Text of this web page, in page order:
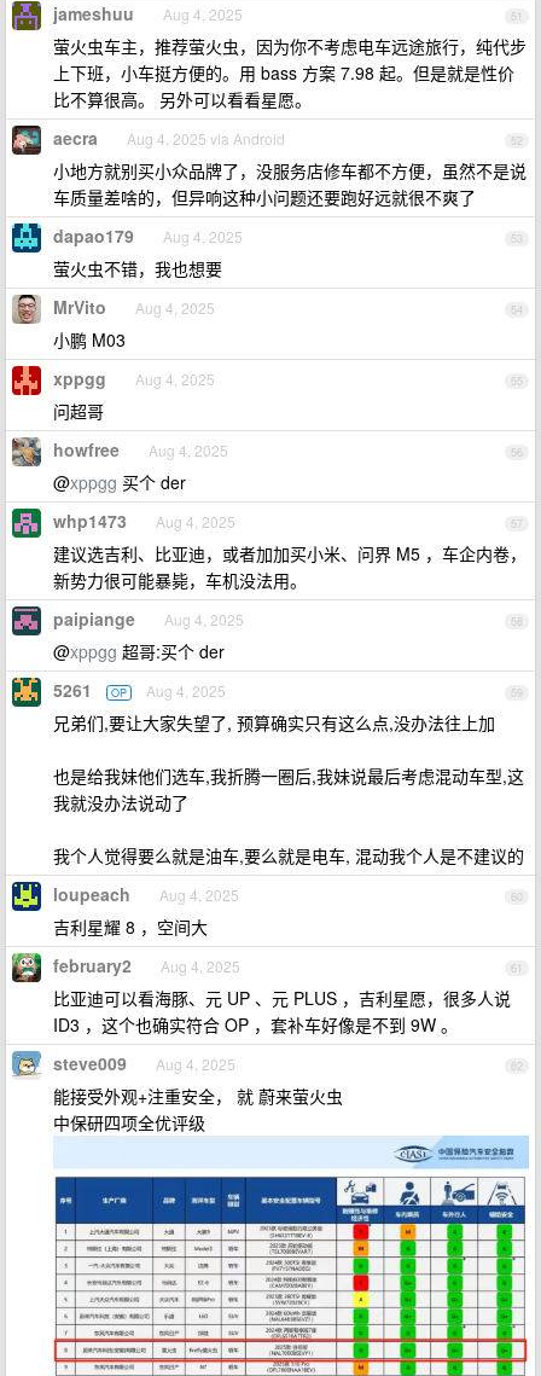
51
jameshuu Aug 4, 2025
萤火虫车主，推荐萤火虫，因为你不考虑电车远途旅行，纯代步
上下班，小车挺方便的。用 bass 方案 7.98 起。但是就是性价
比不算很高。 另外可以看看星愿。
52
aecra Aug 4, 2025 via Android
小地方就别买小众品牌了，没服务店修车都不方便，虽然不是说
车质量差啥的，但异响这种小问题还要跑好远就很不爽了
53
dapao179 Aug 4, 2025
萤火虫不错，我也想要
54
MrVito Aug 4, 2025
小鹏 M03
55
xppgg Aug 4, 2025
问超哥
56
howfree Aug 4, 2025
@xppgg 买个 der
57
whp1473 Aug 4, 2025
建议选吉利、比亚迪，或者加加买小米、问界 M5 ，车企内卷，
新势力很可能暴毙，车机没法用。
58
paipiange Aug 4, 2025
@xppgg 超哥:买个 der
59
5261 OP Aug 4, 2025
兄弟们,要让大家失望了, 预算确实只有这么点,没办法往上加
也是给我妹他们选车,我折腾一圈后,我妹说最后考虑混动车型,这
我就没办法说动了
我个人觉得要么就是油车,要么就是电车, 混动我个人是不建议的
60
loupeach Aug 4, 2025
吉利星耀 8 ，空间大
61
february2 Aug 4, 2025
比亚迪可以看海豚、元 UP 、元 PLUS ，吉利星愿，很多人说
ID3 ，这个也确实符合 OP ，套补车好像是不到 9W 。
62
steve009 Aug 4, 2025
能接受外观+注重安全， 就 蔚来萤火虫
中保研四项全优评级